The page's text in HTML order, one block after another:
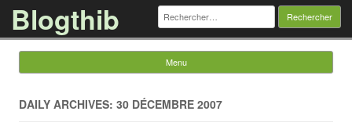
Blogthib Rechercher :
Menu
DAILY ARCHIVES: 30 DÉCEMBRE 2007